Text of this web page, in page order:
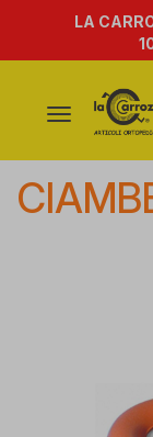
LA
Attiva/
navigazione